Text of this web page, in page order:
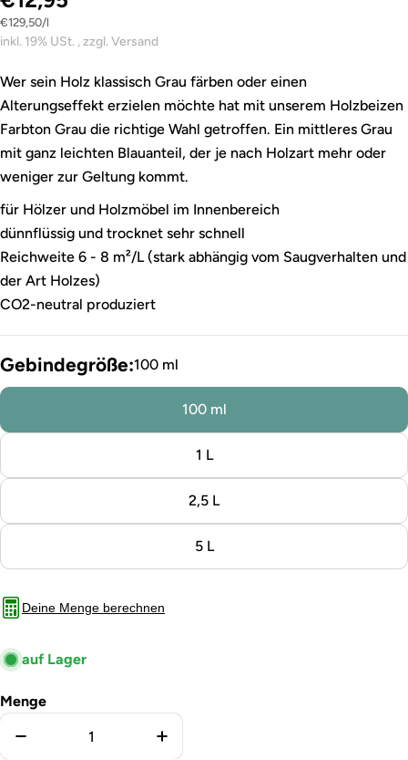
Stückpreis
€129,50/
pro l
inkl. 19% USt. , zzgl. Versand
Wer sein Holz klassisch Grau färben oder einen
Alterungseffekt erzielen möchte hat mit unserem Holzbeizen
Farbton Grau die richtige Wahl getroffen. Ein mittleres Grau
mit ganz leichten Blauanteil, der je nach Holzart mehr oder
weniger zur Geltung kommt.
für Hölzer und Holzmöbel im Innenbereich
dünnflüssig und trocknet sehr schnell
Reichweite 6 - 8 m²/L (stark abhängig vom Saugverhalten und
der Art Holzes)
CO2-neutral produziert
Gebindegröße:100 ml
100 ml
1 L
2,5 L
5 L
Deine Menge berechnen
auf Lager
Menge
Menge für Lignocolor Holzbeize Grau verringern
Menge für Lignocolor Holzbeize